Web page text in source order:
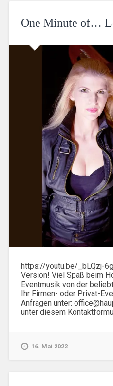
One Minute of…
https://youtu.be/_bLQzj-
Version! Viel Spaß beim
Eventmusik von der
Ihr Firmen- oder Privat-
Anfragen unter:
unter diesem
16. Mai 2022